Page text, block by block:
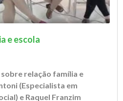
e escola
relação família e
(Especialista em
e Raquel Franzim